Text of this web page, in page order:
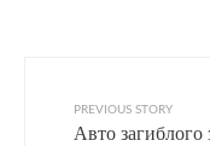
PREVIOUS STORY
Авто загиблого